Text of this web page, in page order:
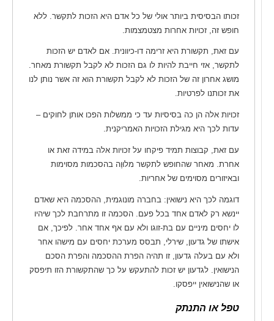
זכותו הבסיסית ביותר אולי של כל אדם היא הזכות לתקשר. ללא
חופש זה, זכויות אחרות מצטמצמות.
עם זאת, תקשורת היא זרימה דו-כיוונית. אם לאדם יש הזכות
לתקשר, אזי חייבת להיות לו גם הזכות לא לקבל תקשורת מאחר.
מושג אחרון זה של הזכות לא לקבל תקשורת הוא זה אשר נותן לנו
את זכותנו לפרטיות.
זכויות אלה הן כה בסיסיות עד כי ממשלות הפכו אותן לחוקים –
עדות לכך היא מגילת הזכויות האמריקנית.
עם זאת, קבוצות תמיד פיקחו על זכויות אלה במידה זאת או
אחרת. מאחר שהחופש לתקשר מלוּוֶה בהסכמות מסוימות
ובאיזורים מסוימים של אחריות.
דוגמה לכך היא נישואין: בחברה מונוגמית, ההסכמה היא שאדם
יינשא רק לאדם אחד בכל פעם. הסכמה זו מתרחבת לכך שיהיו
לו יחסים מיניים עם בת-זוגו ולא עם אף אחד אחר. לפיכך, אם
אישתו של גדעון, שירלי, תבסס מערכת יחסים עם מישהו אחר
ולא עם בעלה גדעון, זו תהיה הפרת ההסכמה והפרת הסכם
הנישואין. לגדעון יש זכות להתעקש על כך שהתקשורת הזו תיפסק
או שהנישואין ייפסקו.
טפל או התנתק